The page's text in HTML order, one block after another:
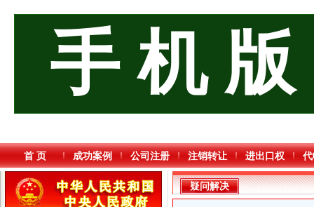
手 机 版
首 页 成功案例 公司注册 注销转让 进出口权
疑问解决